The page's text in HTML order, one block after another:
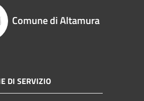
Comune di Altamura
DI SERVIZIO